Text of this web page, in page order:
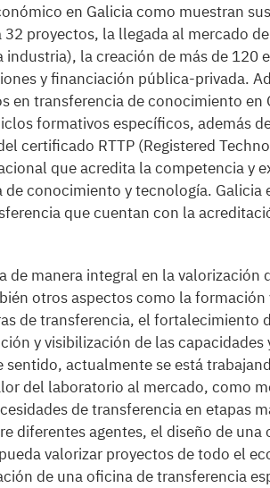
en Galicia como muestran
proyectos, la llegada al mercado
industria), la creación de más de 120
y financiación pública-privada.
en transferencia de conocimiento en
formativos específicos, además
certificado RTTP (Registered
que acredita la competencia y
conocimiento y tecnología. Galicia
que cuentan con la
de manera integral en la valorización
otros aspectos como la
de transferencia, el fortalecimiento
y visibilización de las
sentido, actualmente se está
del laboratorio al mercado, como
de transferencia en etapas
diferentes agentes, el diseño de
valorizar proyectos de todo el
de una oficina de transferencia